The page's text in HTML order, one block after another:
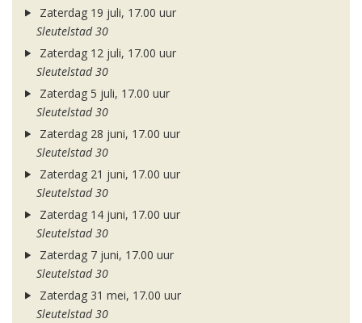
Zaterdag 19 juli, 17.00 uur
Sleutelstad 30
Zaterdag 12 juli, 17.00 uur
Sleutelstad 30
Zaterdag 5 juli, 17.00 uur
Sleutelstad 30
Zaterdag 28 juni, 17.00 uur
Sleutelstad 30
Zaterdag 21 juni, 17.00 uur
Sleutelstad 30
Zaterdag 14 juni, 17.00 uur
Sleutelstad 30
Zaterdag 7 juni, 17.00 uur
Sleutelstad 30
Zaterdag 31 mei, 17.00 uur
Sleutelstad 30